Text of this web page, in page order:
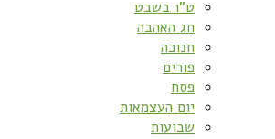
ט”ו בשבט
חג האהבה
חנוכה
פורים
פסח
יום העצמאות
שבועות